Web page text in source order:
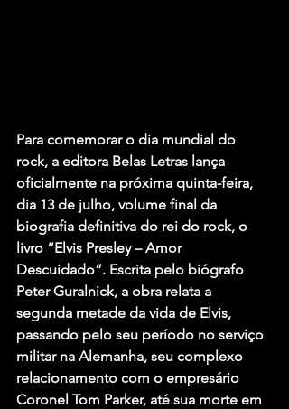
Para comemorar o dia mundial do
rock, a editora Belas Letras lança
oficialmente na próxima quinta-feira,
dia 13 de julho, volume final da
biografia definitiva do rei do rock, o
livro “Elvis Presley – Amor
Descuidado”. Escrita pelo biógrafo
Peter Guralnick, a obra relata a
segunda metade da vida de Elvis,
passando pelo seu período no serviço
militar na Alemanha, seu complexo
relacionamento com o empresário
Coronel Tom Parker, até sua morte em